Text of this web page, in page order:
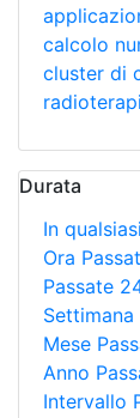
calcolo
cluster di
Durata
In
Ora
Passate
Settimana
Mese
Anno
Intervallo